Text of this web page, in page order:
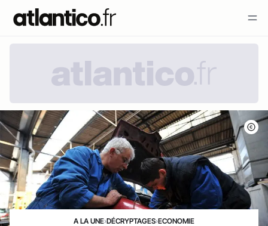
A LA UNE›DÉCRYPTAGES›ECONOMIE